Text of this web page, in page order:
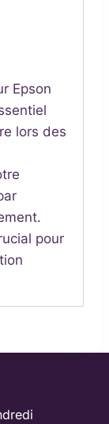
Epson
lors des
pour